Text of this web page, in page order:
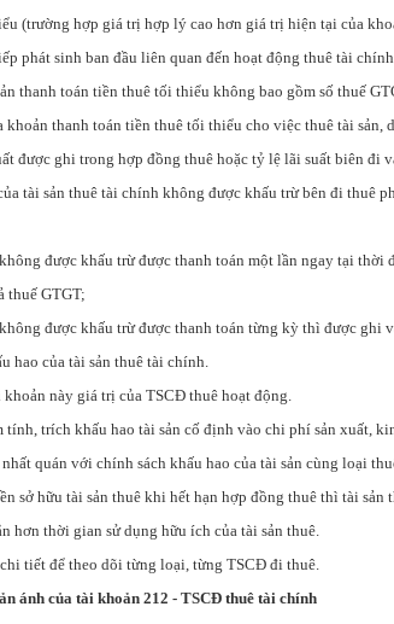
(trường hợp giá trị hợp lý cao hơn giá trị hiện tại của
phát sinh ban đầu liên quan đến hoạt động thuê tài
thanh toán tiền thuê tối thiểu không bao gồm số thuế
thanh toán tiền thuê tối thiểu cho việc thuê tài sản,
được ghi trong hợp đồng thuê hoặc tỷ lệ lãi suất biên đi
tài sản thuê tài chính không được khấu trừ bên đi thuê
được khấu trừ được thanh toán một lần ngay tại thời
thuế GTGT;
được khấu trừ được thanh toán từng kỳ thì được ghi
hao của tài sản thuê tài chính.
này giá trị của TSCĐ thuê hoạt động.
tính, trích khấu hao tài sản cố định vào chi phí sản xuất,
quán với chính sách khấu hao của tài sản cùng loại
sở hữu tài sản thuê khi hết hạn hợp đồng thuê thì tài sản
hơn thời gian sử dụng hữu ích của tài sản thuê.
tiết để theo dõi từng loại, từng TSCĐ đi thuê.
ánh của tài khoản 212 - TSCĐ thuê tài chính